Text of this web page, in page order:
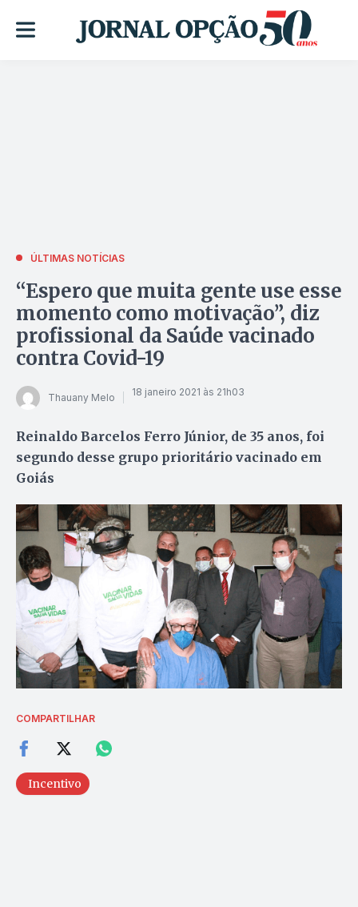
ÚLTIMAS NOTÍCIAS
“Espero que muita gente use esse
momento como motivação”, diz
profissional da Saúde vacinado
contra Covid-19
Thauany Melo 18 janeiro 2021 às 21h03
Reinaldo Barcelos Ferro Júnior, de 35 anos, foi
segundo desse grupo prioritário vacinado em
Goiás
COMPARTILHAR
Incentivo